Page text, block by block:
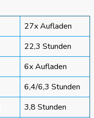
27x Aufladen
22,3 Stunden
6x Aufladen
6,4/6,3 Stunden
3,8 Stunden